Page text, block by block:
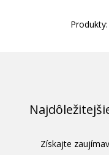
Produkty:
Získajte